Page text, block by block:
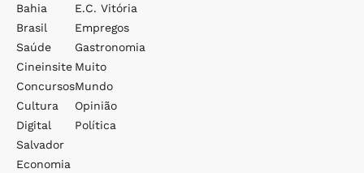
Bahia
Brasil
Saúde
Cineinsite
Concursos
Cultura
Digital
Salvador
Economia
E.c. Vitória
Empregos
Gastronomia
Muito
Mundo
Opinião
Política